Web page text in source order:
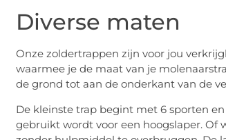
Diverse maten
Onze zoldertrappen zijn voor jou
waarmee je de maat van je
de grond tot aan de onderkant van de
De kleinste trap begint met 6 sporten
gebruikt wordt voor een hoogslaper. Of